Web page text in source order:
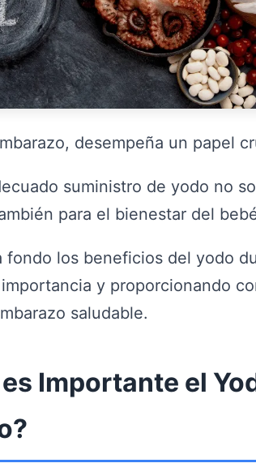
desempeña un papel
suministro de yodo no
para el bienestar del
fondo los beneficios del yodo
y proporcionando
saludable.
Importante el